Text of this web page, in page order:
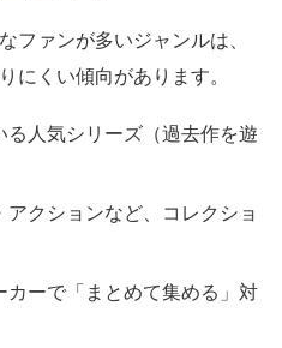
ファンが多いジャンルは、
にくい傾向があります。
人気シリーズ（過去作を遊
アクションなど、コレクショ
ーで「まとめて集める」対